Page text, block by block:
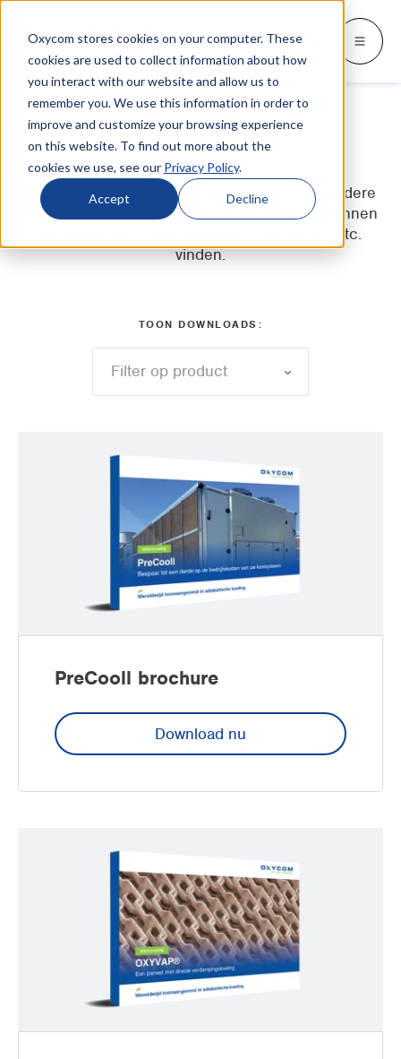
Oxycom stores cookies on your computer. These
cookies are used to collect information about how
you interact with our website and allow us to
remember you. We use this information in order to
improve and customize your browsing experience
on this website. To find out more about the
cookies we use, see our Privacy Policy.
Accept Decline
Producten Producten
IntrCooll: Adiabatische koeling
Koeling voor de industrie met 90% minder
energieverbruik
Verduurzaam uw koelinstallatie met
Go back
Industrieën Industrieën
INDUSTRIEËN
Metaalindustrie
Bakkerijen
Voedingsmiddelenindustrie
Go back
Kennisbank Kennisbank
Blog & nieuws
Whitepapers & case studies
Downloads
Go back
Oxycom Over Oxycom
MEER OVER OXYCOM
Contact
Service
Go back
Languages
SWITCH TO
Deutsch
English
Go back
Downloads
Hier vindt u brochures, technische info en andere
documenten. Distributeurs en installateurs kunnen
handleidingen, richtlijnen, etc.
vinden.
TOON DOWNLOADS:
PreCooll brochure
Download nu